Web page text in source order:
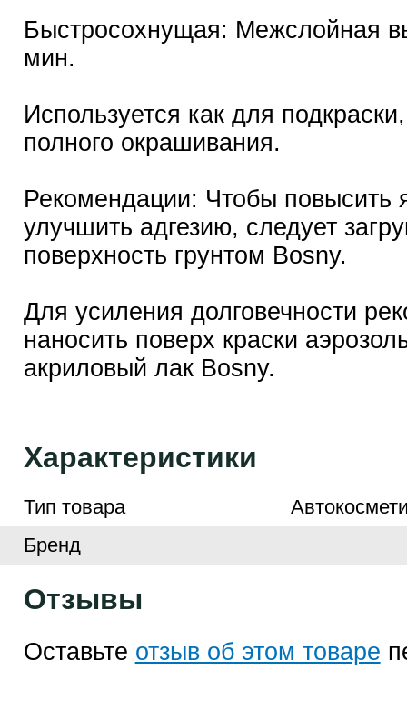
Быстросохнущая: Межслойная
мин.
Используется как для
полного окрашивания.
Рекомендации: Чтобы повысить
улучшить адгезию, следует
поверхность грунтом Bosny.
Для усиления долговечности
наносить поверх краски
акриловый лак Bosny.
Характеристики
Тип товара
Бренд
Отзывы
Оставьте отзыв об этом товаре